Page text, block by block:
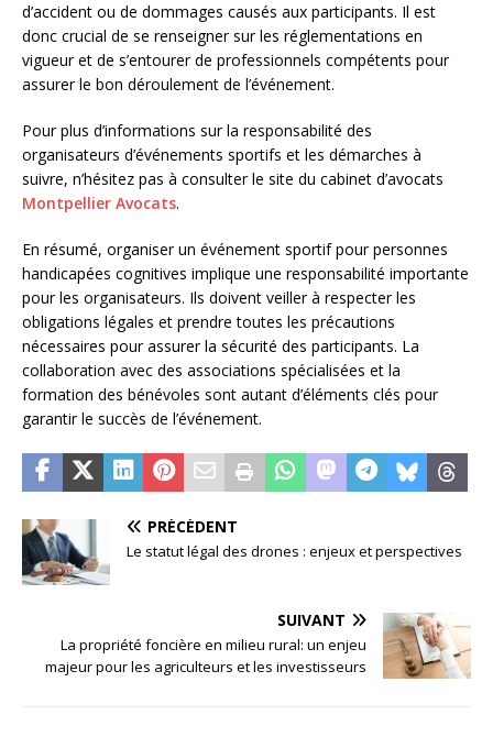
d’accident ou de dommages causés aux participants. Il est
donc crucial de se renseigner sur les réglementations en
vigueur et de s’entourer de professionnels compétents pour
assurer le bon déroulement de l’événement.
Pour plus d’informations sur la responsabilité des
organisateurs d’événements sportifs et les démarches à
suivre, n’hésitez pas à consulter le site du cabinet d’avocats
Montpellier Avocats.
En résumé, organiser un événement sportif pour personnes
handicapées cognitives implique une responsabilité importante
pour les organisateurs. Ils doivent veiller à respecter les
obligations légales et prendre toutes les précautions
nécessaires pour assurer la sécurité des participants. La
collaboration avec des associations spécialisées et la
formation des bénévoles sont autant d’éléments clés pour
garantir le succès de l’événement.
PRÉCÉDENT
Le statut légal des drones : enjeux et perspectives
SUIVANT
La propriété foncière en milieu rural: un enjeu
majeur pour les agriculteurs et les investisseurs